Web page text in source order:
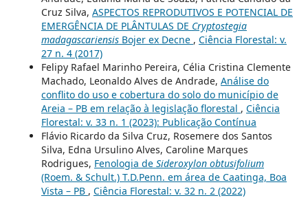
Cruz Silva, ASPECTOS REPRODUTIVOS E POTENCIAL DE
EMERGÊNCIA DE PLÂNTULAS DE Cryptostegia
madagascariensisBojer ex Decne , Ciência Florestal: v.
27 n. 4 (2017)
Felipy Rafael Marinho Pereira, Célia Cristina Clemente
Machado, Leonaldo Alves de Andrade, Análise do
conflito do uso e cobertura do solo do município de
Areia – PB em relação à legislação florestal , Ciência
Florestal: v. 33 n. 1 (2023): Publicação Contínua
Flávio Ricardo da Silva Cruz, Rosemere dos Santos
Silva, Edna Ursulino Alves, Caroline Marques
Rodrigues, Fenologia de Sideroxylon obtusifolium
(Roem. & Schult.) T.D.Penn. em área de Caatinga, Boa
Vista – PB , Ciência Florestal: v. 32 n. 2 (2022)